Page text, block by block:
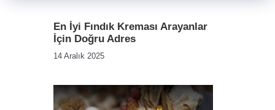
En İyi Fındık Kreması Arayanlar
İçin Doğru Adres
14 Aralık 2025